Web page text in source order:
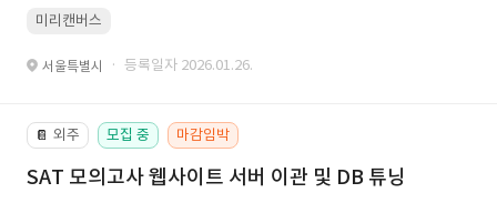
미리캔버스
서울특별시 · 등록일자 2026.01.26.
📔 외주 모집 중 마감임박
SAT 모의고사 웹사이트 서버 이관 및 DB 튜닝